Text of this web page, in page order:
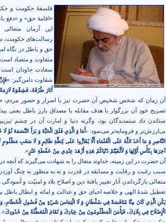
فلسفۀ حکومت و
«اقامۀ حق» و «دفع
این آرمان
رسالت‌های حکومت،
حق و باطل در نگاه
متفاوت و متضاد
سعادت جاودان است
شقاوت دامن‌گیر: «
أَنَارَ طُرُقَهُ، فَشِقْوَةٌ
آن زمان که شخص شخیص آن حضرت نیز با اصرار و حضور مردم،
تصریح خودِ آن بزرگوار با هدف مقابله با‌ مصداق بارز باطل یعنی
ستاندن داد ستمدیدگان بود، وگرنه دنیا و امارت آن در چشم
بی‌ارزش‌تر و فرومایه‌تر می‌نمود:«أَمَا وَ الَّذِي فَلَقَ الْحَبَّةَ وَ بَرَأَ النَّسَمَةَ لَوْ
النَّاصِرِ وَ مَا أَخَذَ اللَّهُ عَلَى الْعُلَمَاءِ أَلَّا يُقَارُّوا عَلَى كِظَّةِ ظَالِمٍ وَ لَا سَغَبِ
آخِرَهَا بِكَأْسِ أَوَّلِهَا وَ لَأَلْفَيْتُمْ دُنْيَاكُمْ هَذِهِ أَزْهَدَ عِنْدِي مِنْ عَفْطَةِ عَنْزٍ ».
آن حضرت در این زمینه، خداوند متعال را به شهادت می‌گیرند که آنچه
سبب رغبت و رقابت و مسابقه در قدرت و نه به منظور به چنگ آوردن
متعالی بازگرداندن آثار تغییر یافتۀ دین و اصلاح بلاد و امنیّت و
تعطیل شدۀ الهی و خلاصه احیای حق و عدالت و اماته و ابطال باطل
يَكُنِ الَّذِي كَانَ مِنَّا مُنَافَسَةً فِي سُلْطَانٍ وَ لَا الْتِمَاسَ شَيْءٍ مِنْ فُضُولِ الْحُطَامِ، وَ
الْإِصْلَاحَ فِي بِلَادِكَ، فَيَأْمَنَ الْمَظْلُومُونَ مِنْ عِبَادِكَ وَ تُقَامَ الْمُعَطَّلَةُ مِنْ حُدُودِكَ».